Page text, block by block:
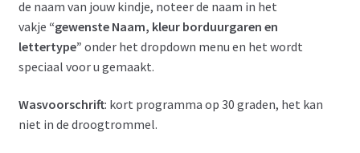
de naam van jouw kindje, noteer de naam in het
vakje “gewenste Naam, kleur borduurgaren en
lettertype” onder het dropdown menu en het wordt
speciaal voor u gemaakt.
Wasvoorschrift: kort programma op 30 graden, het kan
niet in de droogtrommel.